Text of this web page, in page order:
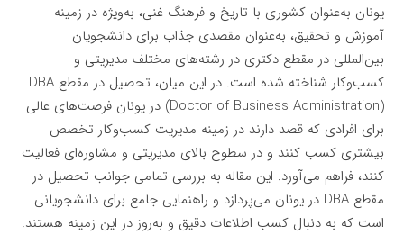
یونان به‌عنوان کشوری با تاریخ و فرهنگ غنی، به‌ویژه در زمینه
آموزش و تحقیق، به‌عنوان مقصدی جذاب برای دانشجویان
بین‌المللی در مقطع دکتری در رشته‌های مختلف مدیریتی و
کسب‌وکار شناخته شده است. در این میان، تحصیل در مقطع DBA
(Doctor of Business Administration) در یونان فرصت‌های عالی
برای افرادی که قصد دارند در زمینه مدیریت کسب‌وکار تخصص
بیشتری کسب کنند و در سطوح بالای مدیریتی و مشاوره‌ای فعالیت
کنند، فراهم می‌آورد. این مقاله به بررسی تمامی جوانب تحصیل در
مقطع DBA در یونان می‌پردازد و راهنمایی جامع برای دانشجویانی
است که به دنبال کسب اطلاعات دقیق و به‌روز در این زمینه هستند.